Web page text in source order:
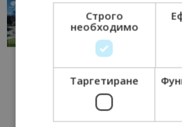
“Пощенска картичка
традициите,
Перник 17/06/2026
Строго
необходимо
Таргетиране